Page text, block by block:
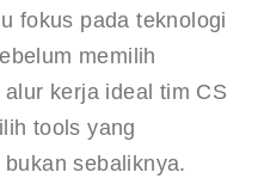
fokus pada teknologi
memilih
kerja ideal tim CS
tools yang
sebaliknya.